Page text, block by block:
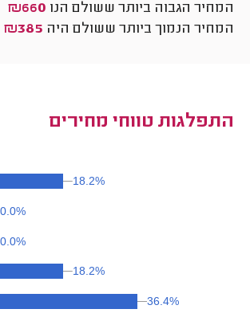
המחיר הגבוה ביותר ששולם הנו ₪660
המחיר הנמוך ביותר ששולם היה ₪385
התפלגות טווחי מחירים
18.2%
18.2%
0.0%
0.0%
0.0%
0.0%
18.2%
18.2%
36.4%
36.4%